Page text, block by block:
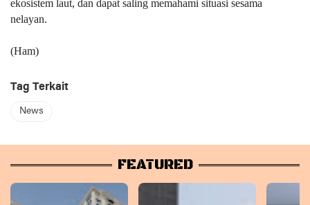
ekosistem laut, dan dapat saling memahami situasi sesama
nelayan.
(Ham)
Tag Terkait
News
FEATURED